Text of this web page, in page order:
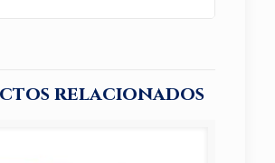
relacionados